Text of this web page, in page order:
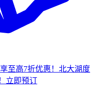
至高7折优惠！ 北大湖度
立 即预订